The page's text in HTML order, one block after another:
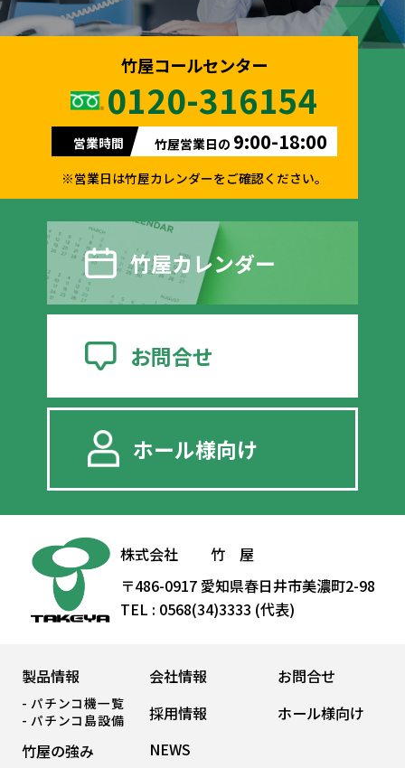
竹屋コールセンター
0120-316154
営業時間 竹屋営業日の 9:00-18:00
※営業日は竹屋カレンダーをご確認ください。
竹屋カレンダー
お問合せ
ホール様向け
株式会社 竹 屋
〒486-0917 愛知県春日井市美濃町2-98
TEL : 0568(34)3333 (代表)
製品情報
パチンコ機一覧
パチンコ島設備
竹屋の強み
会社情報
採用情報
NEWS
お問合せ
ホール様向け